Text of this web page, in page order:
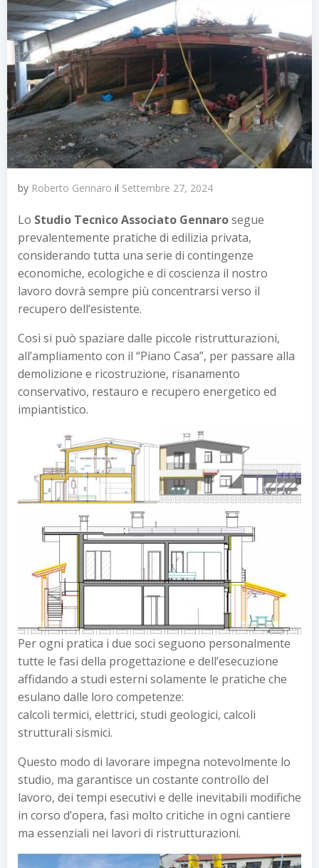
by Roberto Gennaro il Settembre 27, 2024
Lo Studio Tecnico Associato Gennarosegue
prevalentemente pratiche di edilizia privata,
considerando tutta una serie di contingenze
economiche, ecologiche e di coscienza il nostro
lavoro dovrà sempre più concentrarsi verso il
recupero dell’esistente.
Così si può spaziare dalle piccole ristrutturazioni,
all’ampliamento con il “Piano Casa”, per passare alla
demolizione e ricostruzione, risanamento
conservativo, restauro e recupero energetico ed
impiantistico.
Per ogni pratica i due soci seguono personalmente
tutte le fasi della progettazione e dell’esecuzione
affidando a studi esterni solamente le pratiche che
esulano dalle loro competenze:
calcoli termici, elettrici, studi geologici, calcoli
strutturali sismici.
Questo modo di lavorare impegna notevolmente lo
studio, ma garantisce un costante controllo del
lavoro, dei tempi esecutivi e delle inevitabili modifiche
in corso d’opera, fasi molto critiche in ogni cantiere
ma essenziali nei lavori di ristrutturazioni.